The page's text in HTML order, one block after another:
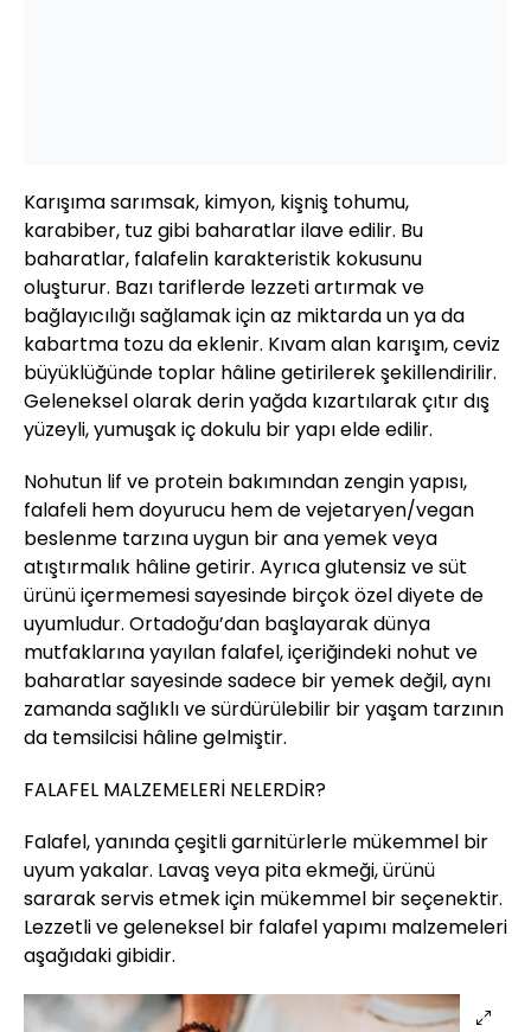
Karışıma sarımsak, kimyon, kişniş tohumu,
karabiber, tuz gibi baharatlar ilave edilir. Bu
baharatlar, falafelin karakteristik kokusunu
oluşturur. Bazı tariflerde lezzeti artırmak ve
bağlayıcılığı sağlamak için az miktarda un ya da
kabartma tozu da eklenir. Kıvam alan karışım, ceviz
büyüklüğünde toplar hâline getirilerek şekillendirilir.
Geleneksel olarak derin yağda kızartılarak çıtır dış
yüzeyli, yumuşak iç dokulu bir yapı elde edilir.
Nohutun lif ve protein bakımından zengin yapısı,
falafeli hem doyurucu hem de vejetaryen/vegan
beslenme tarzına uygun bir ana yemek veya
atıştırmalık hâline getirir. Ayrıca glutensiz ve süt
ürünü içermemesi sayesinde birçok özel diyete de
uyumludur. Ortadoğu’dan başlayarak dünya
mutfaklarına yayılan falafel, içeriğindeki nohut ve
baharatlar sayesinde sadece bir yemek değil, aynı
zamanda sağlıklı ve sürdürülebilir bir yaşam tarzının
da temsilcisi hâline gelmiştir.
FALAFEL MALZEMELERİ NELERDİR?
Falafel, yanında çeşitli garnitürlerle mükemmel bir
uyum yakalar. Lavaş veya pita ekmeği, ürünü
sararak servis etmek için mükemmel bir seçenektir.
Lezzetli ve geleneksel bir falafel yapımı malzemeleri
aşağıdaki gibidir.